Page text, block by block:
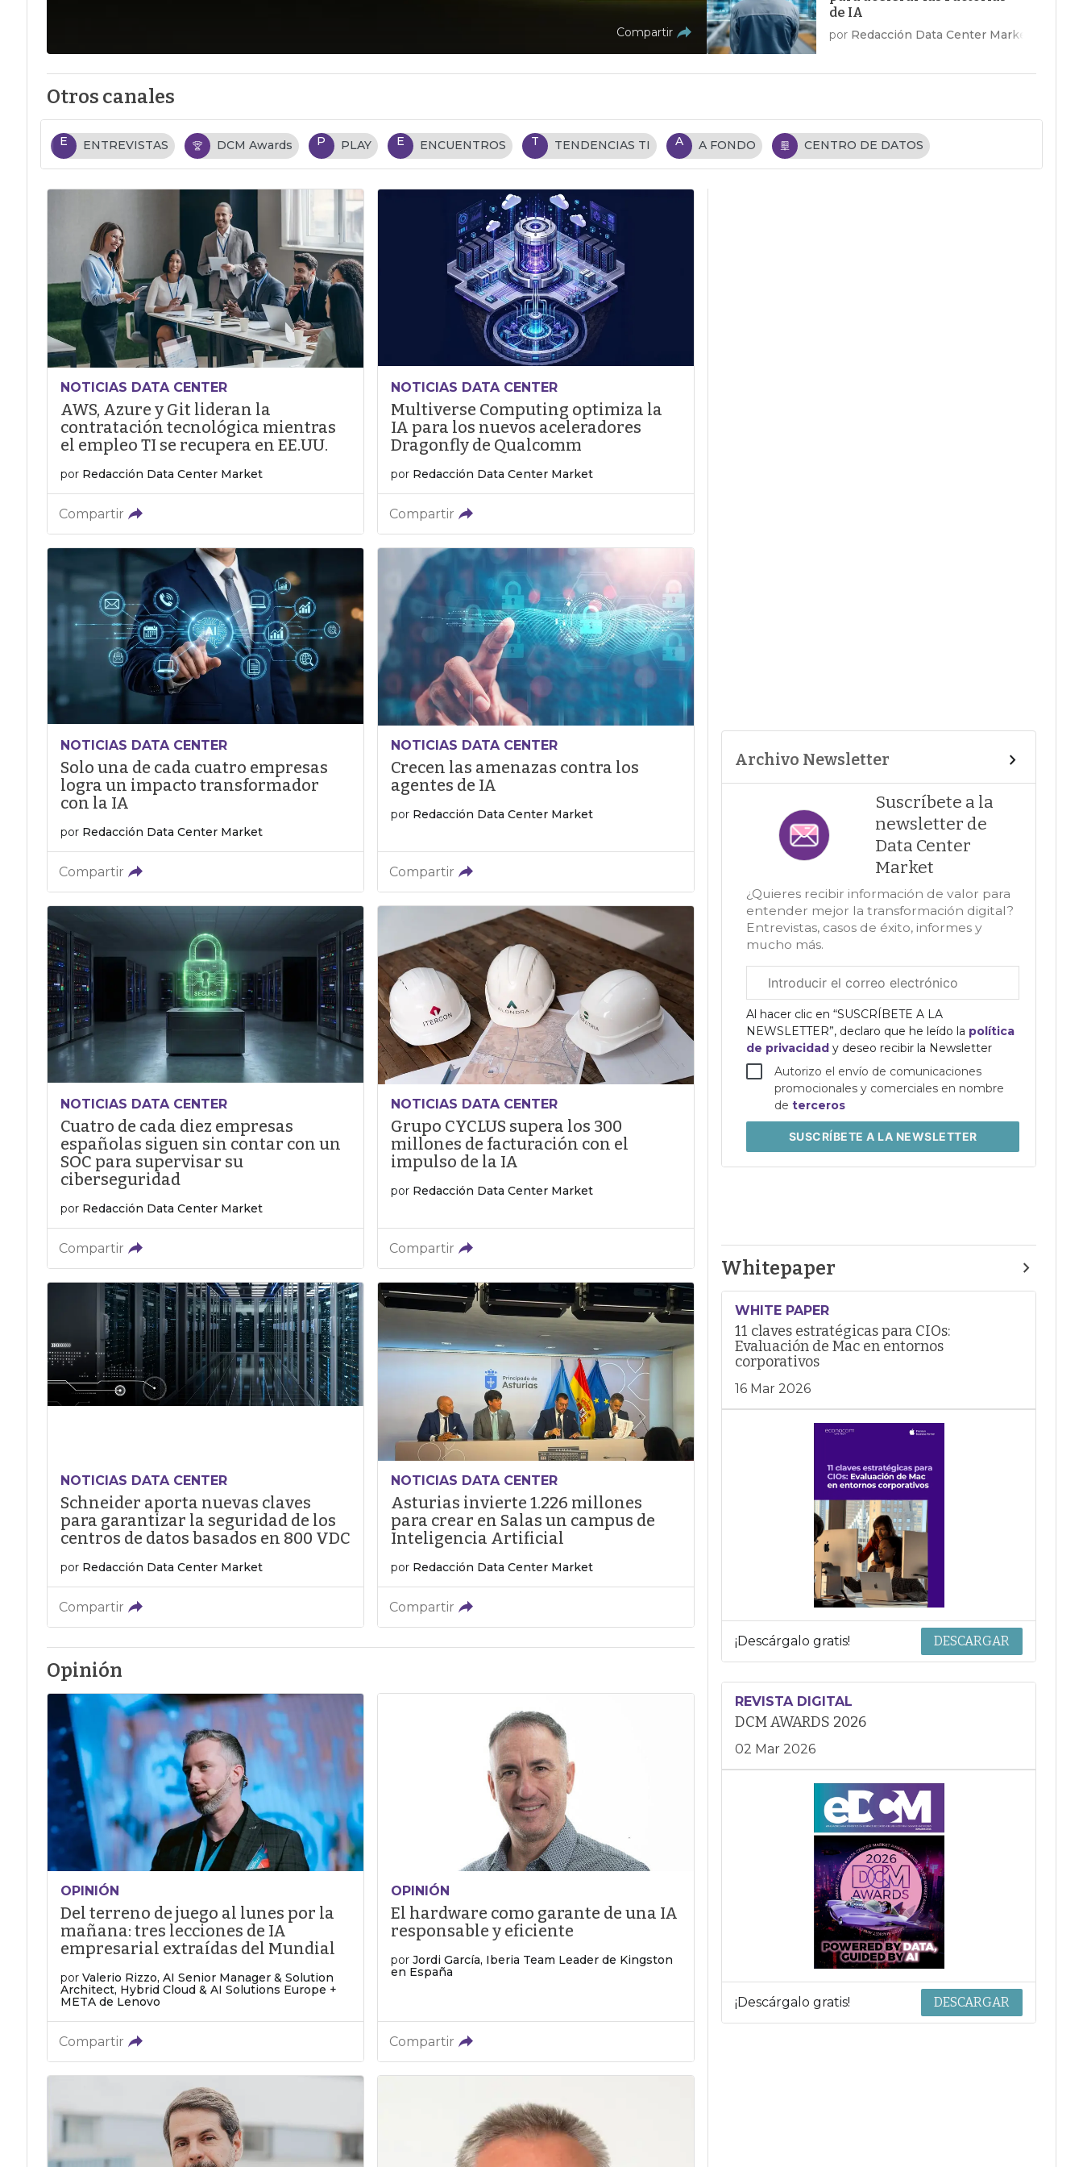
Compartir
de IA
por Redacción Data Center Market
Otros canales
E ENTREVISTAS DCM Awards P PLAY E ENCUENTROS T TENDENCIAS TI A A FONDO CENTRO DE DATOS
NOTICIAS DATA CENTER
AWS, Azure y Git lideran la
contratación tecnológica mientras
el empleo TI se recupera en EE.UU.
por Redacción Data Center Market
Compartir
NOTICIAS DATA CENTER
Multiverse Computing optimiza la
IA para los nuevos aceleradores
Dragonfly de Qualcomm
por Redacción Data Center Market
Compartir
NOTICIAS DATA CENTER
Solo una de cada cuatro empresas
logra un impacto transformador
con la IA
por Redacción Data Center Market
Compartir
NOTICIAS DATA CENTER
Crecen las amenazas contra los
agentes de IA
por Redacción Data Center Market
Compartir
NOTICIAS DATA CENTER
Cuatro de cada diez empresas
españolas siguen sin contar con un
SOC para supervisar su
ciberseguridad
por Redacción Data Center Market
Compartir
NOTICIAS DATA CENTER
Grupo CYCLUS supera los 300
millones de facturación con el
impulso de la IA
por Redacción Data Center Market
Compartir
NOTICIAS DATA CENTER
Schneider aporta nuevas claves
para garantizar la seguridad de los
centros de datos basados en 800 VDC
por Redacción Data Center Market
Compartir
NOTICIAS DATA CENTER
Asturias invierte 1.226 millones
para crear en Salas un campus de
Inteligencia Artificial
por Redacción Data Center Market
Compartir
Opinión
OPINIÓN
Del terreno de juego al lunes por la
mañana: tres lecciones de IA
empresarial extraídas del Mundial
por Valerio Rizzo, AI Senior Manager & Solution
Architect, Hybrid Cloud & AI Solutions Europe +
META de Lenovo
Compartir
OPINIÓN
El hardware como garante de una IA
responsable y eficiente
por Jordi García, Iberia Team Leader de Kingston
en España
Compartir
Archivo Newsletter
Suscríbete a la
newsletter de
Data Center
Market
¿Quieres recibir información de valor para
entender mejor la transformación digital?
Entrevistas, casos de éxito, informes y
mucho más.
electrónico
corporativo
Al hacer clic en “SUSCRÍBETE A LA
NEWSLETTER”, declaro que he leído la política
de privacidady deseo recibir la Newsletter
Autorizo el envío de comunicaciones
promocionales y comerciales en nombre
deterceros
SUSCRÍBETEA LA NEWSLETTER
Whitepaper
WHITE PAPER
11 claves estratégicas para CIOs:
Evaluación de Mac en entornos
corporativos
16 Mar 2026
¡Descárgalo gratis! DESCARGAR
REVISTA DIGITAL
DCM AWARDS 2026
02 Mar 2026
¡Descárgalo gratis! DESCARGAR